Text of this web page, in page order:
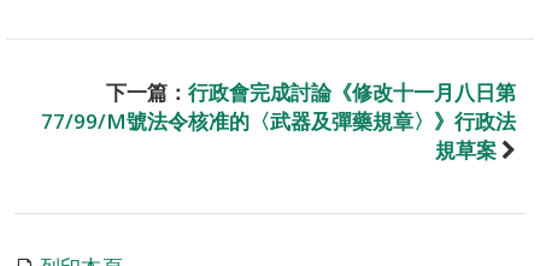
下一篇： 行政會完成討論《修改十一月八日第
77/99/M號法令核准的〈武器及彈藥規章〉》行政法
規草案